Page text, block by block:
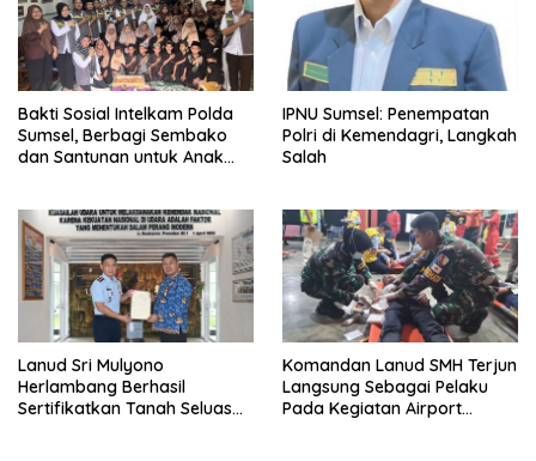
Bakti Sosial Intelkam Polda
Sumsel, Berbagi Sembako
dan Santunan untuk Anak
IPNU Sumsel: Penempatan
Polri di Kemendagri, Langkah
Salah
Lanud Sri Mulyono
Herlambang Berhasil
Sertifikatkan Tanah Seluas
Komandan Lanud SMH Terjun
Langsung Sebagai Pelaku
Pada Kegiatan Airport